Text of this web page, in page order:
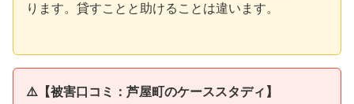
ります。貸すことと助けることは違います。
⚠️【被害口コミ：芦屋町のケーススタディ】